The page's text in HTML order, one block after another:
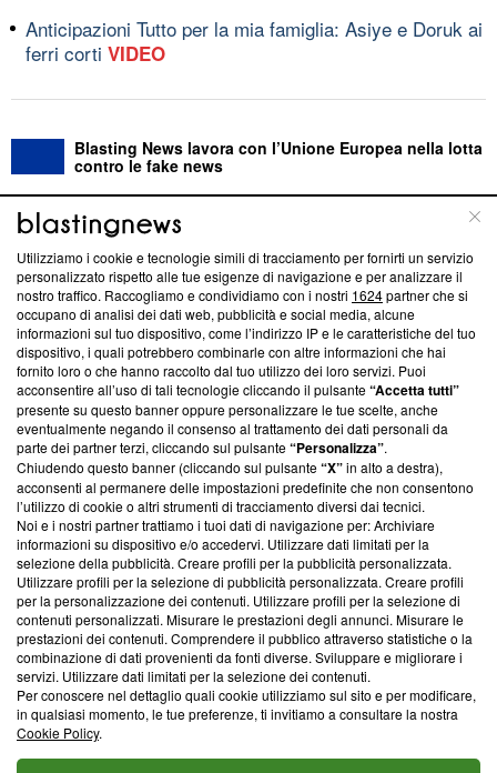
Anticipazioni Tutto per la mia famiglia: Asiye e Doruk ai
ferri corti VIDEO
Blasting News lavora con l’Unione Europea nella lotta
contro le fake news
ABOUT LINEA EDITORIALE
Questa sezione offre informazioni trasparenti su Blasting
News, sui nostri processi editoriali e su come ci impegniamo a
creare news di qualità. Inoltre, afferma la nostra aderenza a
‘Trust Project - News with Integrity’Blasting News non è
ancora membro del programma, ma ha richiesto di farne
parte; Trust Project non ha ancora effettuato una verifica di
conformità agli standard.
Su di noi
Team editoriale
Corporate
Redazione
Informativa Privacy
Cookie Policy
Blasting SA, IDI CHE-247.845.224, Via Carlo Frasca, 3 - 6900
Lugano (Svizzera) Tel:+39 0690258937
© 2026 Blasting News
Utilizziamo i cookie e tecnologie simili di tracciamento per fornirti un servizio
personalizzato rispetto alle tue esigenze di navigazione e per analizzare il
nostro traffico. Raccogliamo e condividiamo con i nostri 1624partner che si
occupano di analisi dei dati web, pubblicità e social media, alcune
informazioni sul tuo dispositivo, come l’indirizzo IP e le caratteristiche del tuo
dispositivo, i quali potrebbero combinarle con altre informazioni che hai
fornito loro o che hanno raccolto dal tuo utilizzo dei loro servizi. Puoi
acconsentire all’uso di tali tecnologie cliccando il pulsante“Accetta tutti”
presente su questo banner oppure personalizzare le tue scelte, anche
eventualmente negando il consenso al trattamento dei dati personali da
parte dei partner terzi, cliccando sul pulsante“Personalizza”.
Chiudendo questo banner (cliccando sul pulsante“X”in alto a destra),
acconsenti al permanere delle impostazioni predefinite che non consentono
l’utilizzo di cookie o altri strumenti di tracciamento diversi dai tecnici.
Noi e i nostri partner trattiamo i tuoi dati di navigazione per: Archiviare
informazioni su dispositivo e/o accedervi. Utilizzare dati limitati per la
selezione della pubblicità. Creare profili per la pubblicità personalizzata.
Utilizzare profili per la selezione di pubblicità personalizzata. Creare profili
per la personalizzazione dei contenuti. Utilizzare profili per la selezione di
contenuti personalizzati. Misurare le prestazioni degli annunci. Misurare le
prestazioni dei contenuti. Comprendere il pubblico attraverso statistiche o la
combinazione di dati provenienti da fonti diverse. Sviluppare e migliorare i
servizi. Utilizzare dati limitati per la selezione dei contenuti.
Per conoscere nel dettaglio quali cookie utilizziamo sul sito e per modificare,
in qualsiasi momento, le tue preferenze, ti invitiamo a consultare la nostra
Cookie Policy.